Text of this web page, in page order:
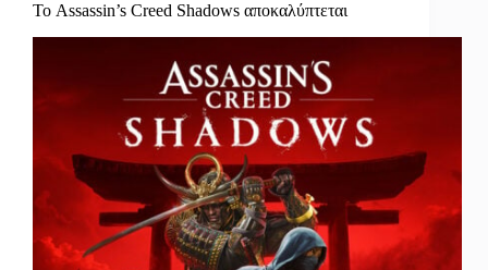
Το Assassin’s Creed Shadows αποκαλύπτεται